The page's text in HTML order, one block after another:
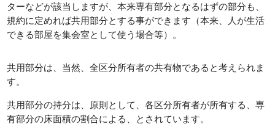
ターなどが該当しますが、本来専有部分となるはずの部分も、
規約に定めれば共用部分とする事ができます（本来、人が生活
できる部屋を集会室として使う場合等）。
共用部分は、当然、全区分所有者の共有物であると考えられま
す。
共用部分の持分は、原則として、各区分所有者が所有する、専
有部分の床面積の割合による、とされています。